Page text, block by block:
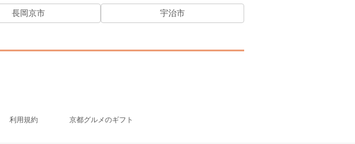
長岡京市 宇治市
利用規約 京都グルメのギフト